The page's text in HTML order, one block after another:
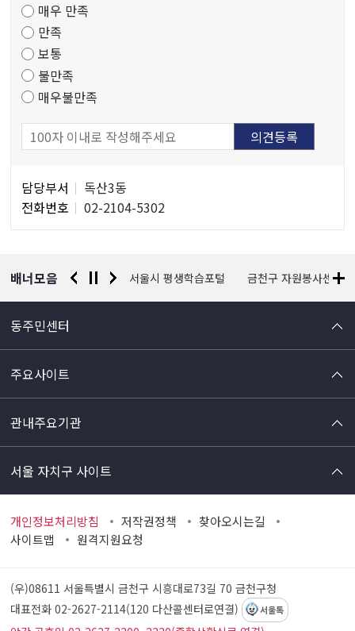
도
조
사
매우 만족
만족
보통
불만족
매우불만족
당
자
담당부서
독산3동
전화번호
02-2104-5302
배너모음
찰청 유실물 통합포털 서울시 평생학습포털 금천구 자원봉사센터
동주민센터
주요사이트
관내주요기관
서울 자치구 사이트
개인정보처리방침 저작권정책
찾아오시는길
사이트맵
원격지원요청
(우)08611 서울특별시 금천구 시흥대로73길 70금천구청
대표전화 02-2627-2114(120 다산콜센터로연결)
서울톡